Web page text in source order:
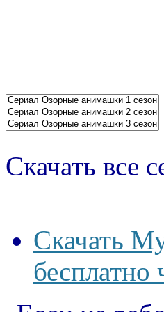
Скачать все
Скачать
бесплатно